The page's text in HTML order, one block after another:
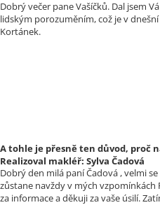
Dobrý večer pane Vašíčků. Dal jsem
lidským porozuměním, což je v
Kortánek.
A tohle je přesně ten důvod, proč
Realizoval makléř: Sylva Čadová
Dobrý den milá paní Čadová , velmi
zůstane navždy v mých vzpomínkách
za informace a děkuji za vaše úsilí.